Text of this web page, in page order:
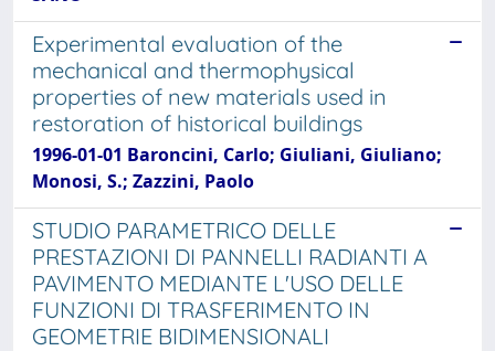
Experimental evaluation of the
mechanical and thermophysical
properties of new materials used in
restoration of historical buildings
1996-01-01 Baroncini, Carlo; Giuliani, Giuliano;
Monosi, S.; Zazzini, Paolo
STUDIO PARAMETRICO DELLE
PRESTAZIONI DI PANNELLI RADIANTI A
PAVIMENTO MEDIANTE L'USO DELLE
FUNZIONI DI TRASFERIMENTO IN
GEOMETRIE BIDIMENSIONALI